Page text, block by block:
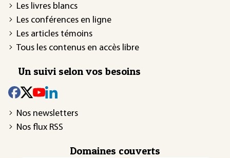
Les livres blancs
Les conférences en ligne
Les articles témoins
Tous les contenus en accès libre
Un suivi selon vos besoins
Nos newsletters
Nos flux RSS
Domaines couverts